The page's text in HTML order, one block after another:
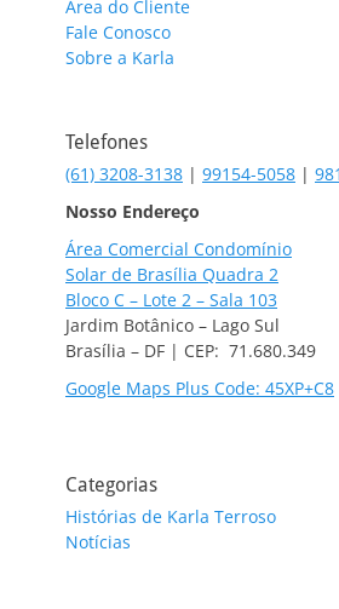
Área do Cliente
Fale Conosco
Sobre a Karla
Telefones
(61) 3208-3138 | 99154-5058 |
Nosso Endereço
Área Comercial Condomínio
Solar de Brasília Quadra 2
Bloco C – Lote 2 – Sala 103
Jardim Botânico – Lago Sul
Brasília – DF | CEP: 71.680.349
Google Maps Plus Code: 45XP+C8
Categorias
Histórias de Karla Terroso
Notícias